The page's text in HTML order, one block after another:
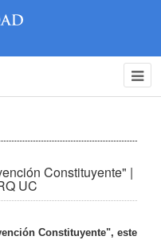
Constituyente" |
UC
Constituyente", este